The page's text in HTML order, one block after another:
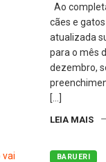
Ao
cães e
atualizada
para o mês
dezembro,
[…]
LEIA MAIS
BARUERI